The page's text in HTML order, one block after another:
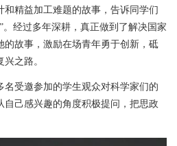
和精益加工难题的故事，告诉同学们
。经过多年深耕，真正做到了解决国家
的故事，激励在场青年勇于创新，砥
之路。
名受邀参加的学生观众对科学家们的
自己感兴趣的角度积极提问，把思政